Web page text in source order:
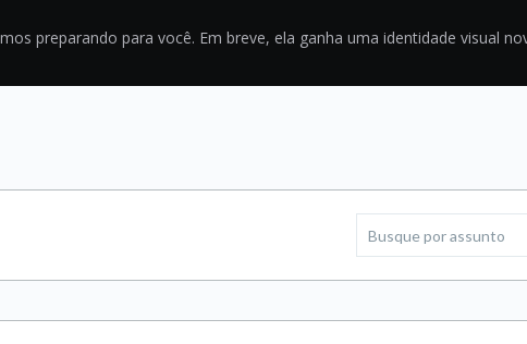
preparando para você. Em breve, ela ganha uma identidade visual